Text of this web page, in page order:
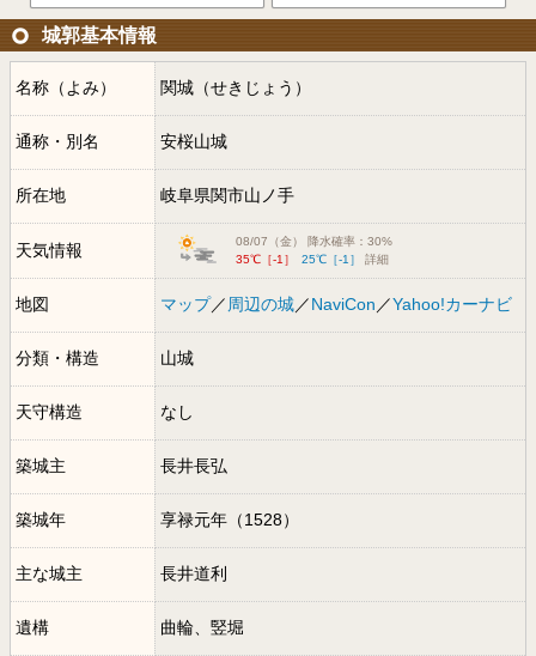
城郭基本情報
名称（よみ） 関城（せきじょう）
通称・別名 安桜山城
所在地 岐阜県関市山ノ手
天気情報
08/07（金） 降水確率：30%
35℃［-1］
25℃［-1］ 詳細
地図 マップ／ 周辺の城／NaviCon ／Yahoo!カーナビ
分類・構造 山城
天守構造 なし
築城主 長井長弘
築城年 享禄元年（1528）
主な城主 長井道利
遺構 曲輪、竪堀